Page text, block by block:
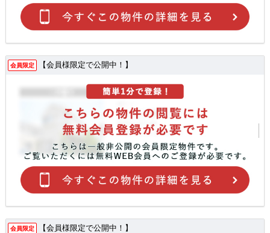
会員限定 【会員様限定で公開中！】
会員限定 【会員様限定で公開中！】